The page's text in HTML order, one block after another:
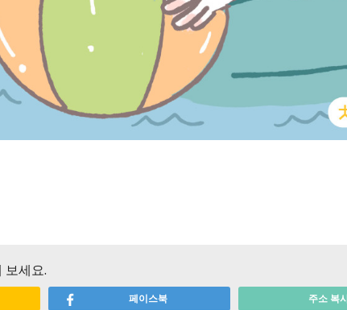
보세요.
페이스북 주소 복